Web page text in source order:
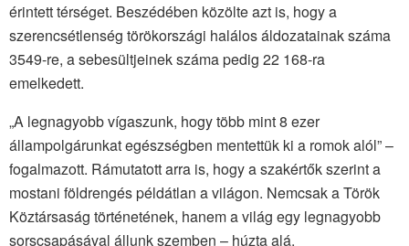
érintett térséget. Beszédében közölte azt is, hogy a
szerencsétlenség törökországi halálos áldozatainak száma
3549-re, a sebesültjeinek száma pedig 22 168-ra
emelkedett.
„A legnagyobb vígaszunk, hogy több mint 8 ezer
állampolgárunkat egészségben mentettük ki a romok alól” –
fogalmazott. Rámutatott arra is, hogy a szakértők szerint a
mostani földrengés példátlan a világon. Nemcsak a Török
Köztársaság történetének, hanem a világ egy legnagyobb
sorscsapásával állunk szemben – húzta alá.